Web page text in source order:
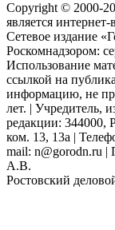
Copyright © 2000-
является
Сетевое издание
Роскомнадзором:
Использование
ссылкой на
информацию, не
лет. | Учредитель,
редакции: 344000,
ком. 13, 13а |
mail: n@gorodn.ru
А.В.
Ростовский